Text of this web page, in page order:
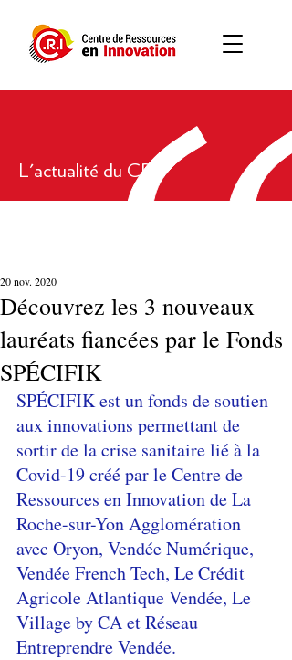
L'actualité du CRI
Découvrez les 3 nouveaux
lauréats fiancées par le Fonds
SPÉCIFIK
20 nov. 2020
SPÉCIFIK est un fonds de soutien
aux innovations permettant de
sortir de la crise sanitaire lié à la
Covid-19 créé par le Centre de
Ressources en Innovation de La
Roche-sur-Yon Agglomération
avec Oryon, Vendée Numérique,
Vendée French Tech, Le Crédit
Agricole Atlantique Vendée, Le
Village by CA et Réseau
Entreprendre Vendée.